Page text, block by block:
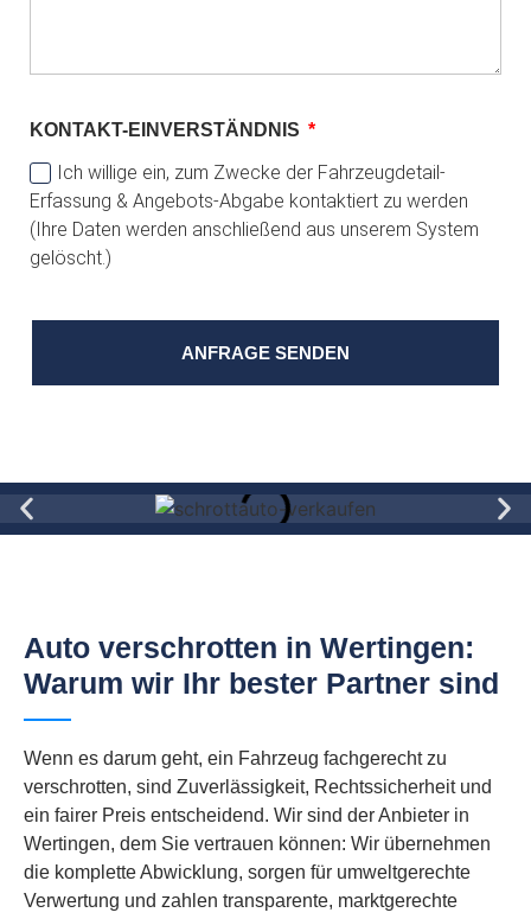
KONTAKT-EINVERSTÄNDNIS
Ich willige ein, zum Zwecke der Fahrzeugdetail-
Erfassung & Angebots-Abgabe kontaktiert zu werden
(Ihre Daten werden anschließend aus unserem System
gelöscht.)
ANFRAGE SENDEN
Auto verschrotten in Wertingen:
Warum wir Ihr bester Partner sind
Wenn es darum geht, ein Fahrzeug fachgerecht zu
verschrotten, sind Zuverlässigkeit, Rechtssicherheit und
ein fairer Preis entscheidend. Wir sind der Anbieter in
Wertingen, dem Sie vertrauen können: Wir übernehmen
die komplette Abwicklung, sorgen für umweltgerechte
Verwertung und zahlen transparente, marktgerechte